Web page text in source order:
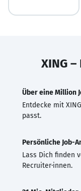
XING
Über eine Million
Entdecke mit
passt.
Persönliche Job-
Lass Dich finden
Recruiter·innen.